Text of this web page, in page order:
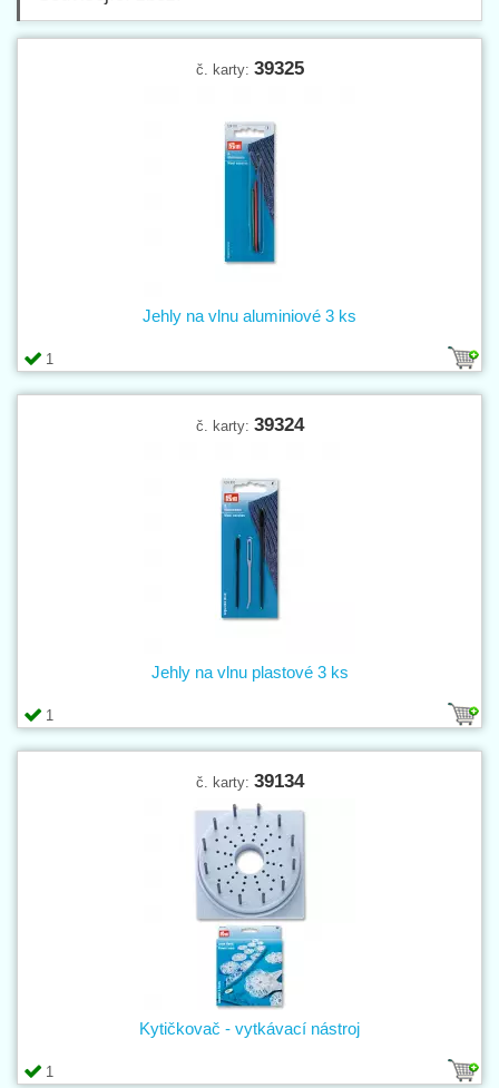
č. karty: 39325
1
Jehly na vlnu aluminiové 3 ks
č. karty: 39324
1
Jehly na vlnu plastové 3 ks
č. karty: 39134
1
Kytičkovač - vytkávací nástroj